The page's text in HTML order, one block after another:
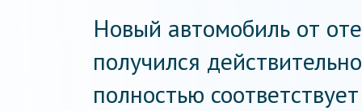
Новый автомобиль от
получился
полностью